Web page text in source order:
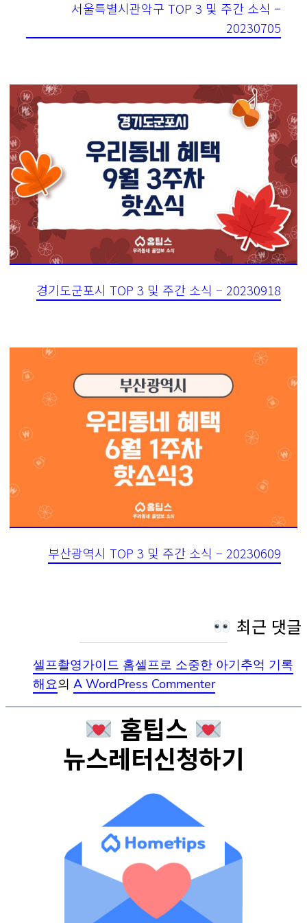
서울특별시관악구 TOP 3 및 주간 소식 –
20230705
경기도군포시 TOP 3 및 주간 소식 – 20230918
부산광역시 TOP 3 및 주간 소식 – 20230609
최근 댓글
셀프촬영가이드 홈셀프로 소중한 아기추억 기록
해요의 A WordPress Commenter
홈팁스
뉴스레터신청하기